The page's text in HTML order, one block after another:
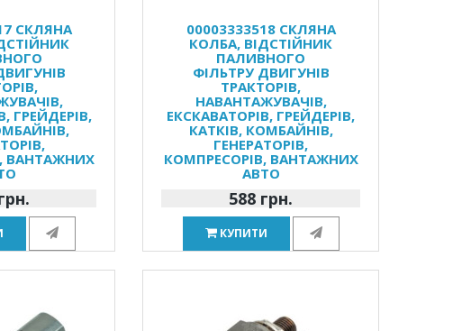
СКЛЯНА
ГРЕЙДЕРІВ,
ВАНТАЖНИХ
00003333518 СКЛЯНА
КОЛБА, ВІДСТІЙНИК
ПАЛИВНОГО
ФІЛЬТРУ ДВИГУНІВ
ТРАКТОРІВ,
НАВАНТАЖУВАЧІВ,
ЕКСКАВАТОРІВ, ГРЕЙДЕРІВ,
КАТКІВ, КОМБАЙНІВ,
ГЕНЕРАТОРІВ,
КОМПРЕСОРІВ, ВАНТАЖНИХ
АВТО
588 грн.
КУПИТИ